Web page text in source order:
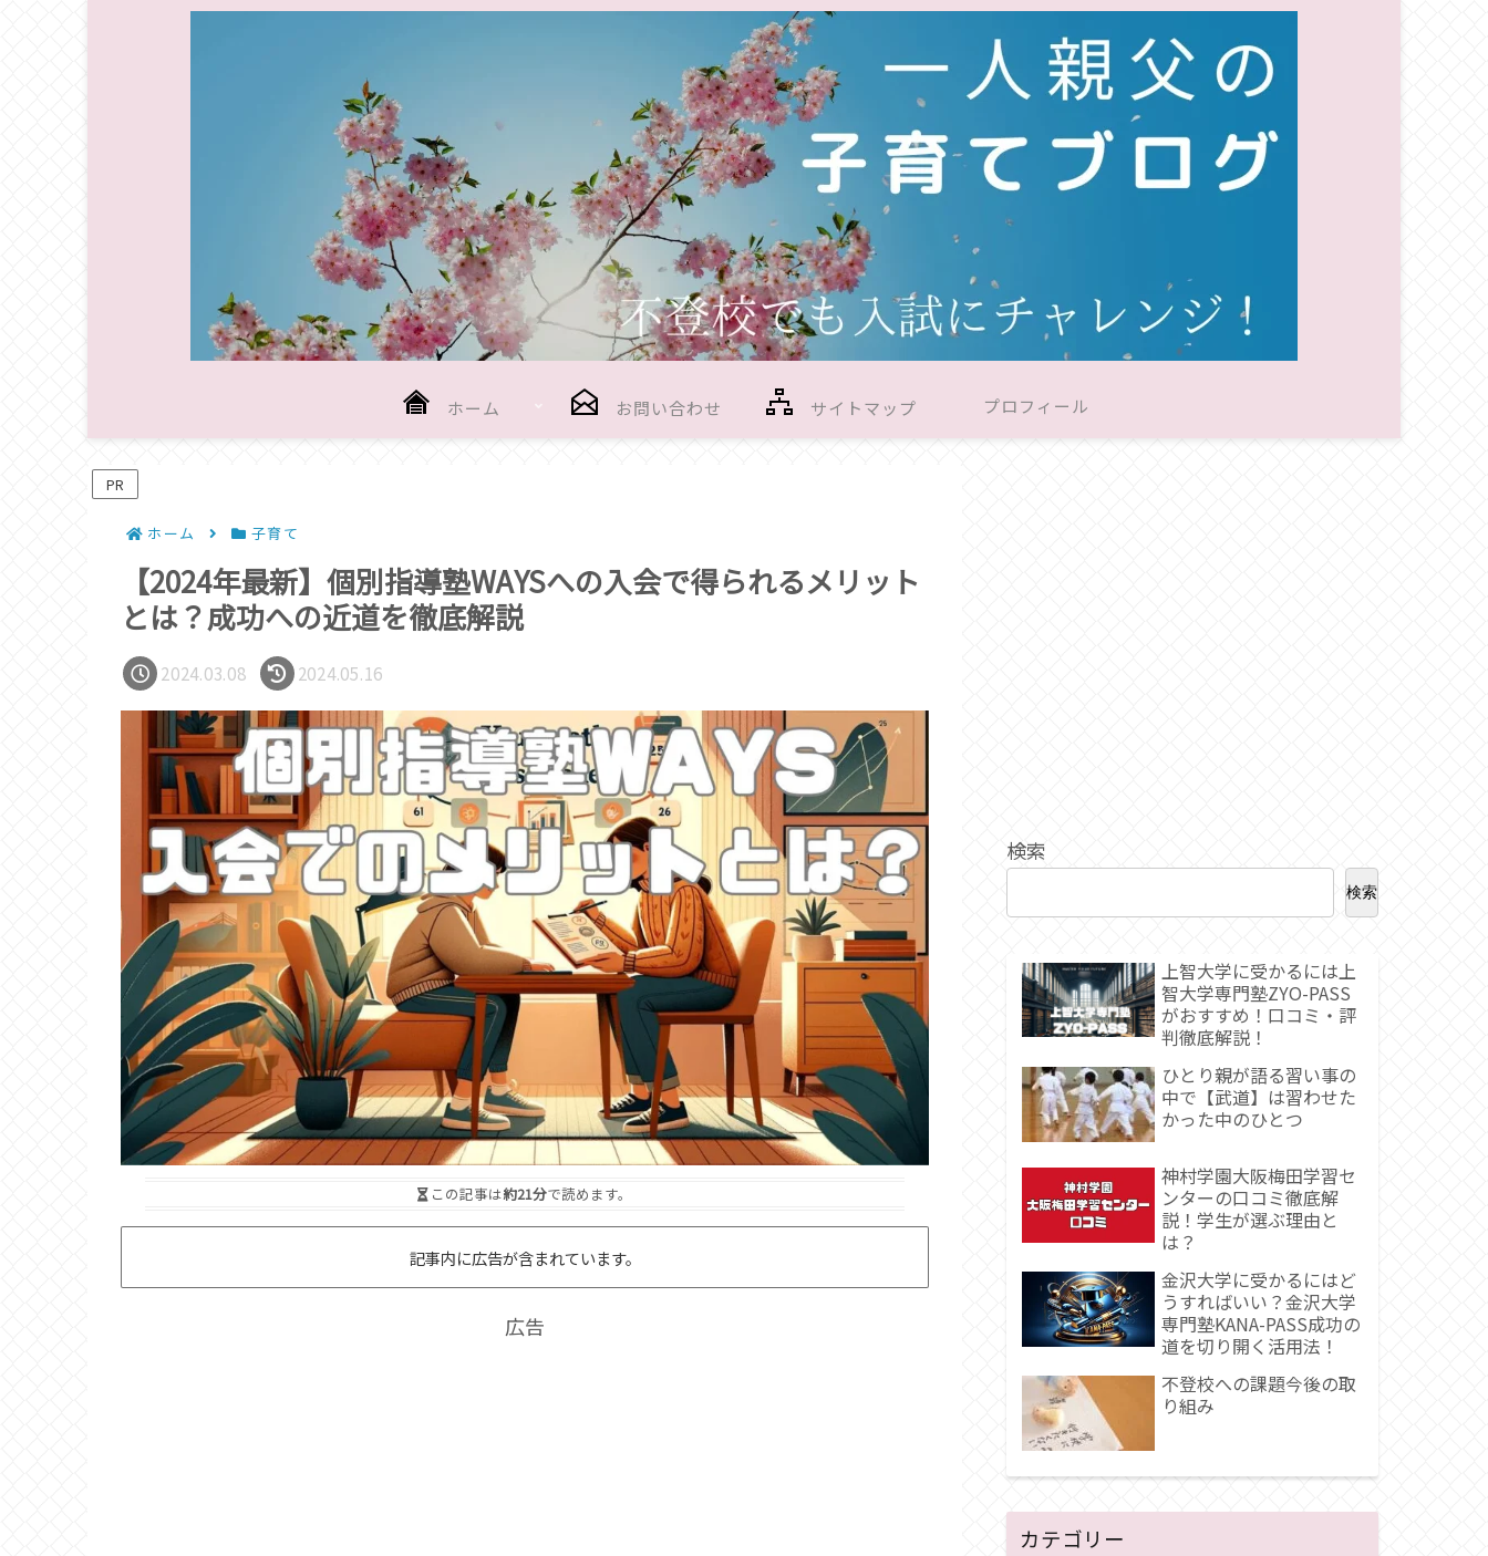
ホーム お問い合わせ サイトマップ プロフィール
PR
ホーム 子育て
【2024年最新】個別指導塾WAYSへの入会で得られるメリット
とは？成功への近道を徹底解説
2024.03.08 2024.05.16
この記事は約21分で読めます。
記事内に広告が含まれています。
広告
検索
検索
上智大学に受かるには上
智大学専門塾ZYO-PASS
がおすすめ！口コミ・評
判徹底解説！
ひとり親が語る習い事の
中で【武道】は習わせた
かった中のひとつ
神村学園大阪梅田学習セ
ンターの口コミ徹底解
説！学生が選ぶ理由と
は？
金沢大学に受かるにはど
うすればいい？金沢大学
専門塾KANA-PASS成功の
道を切り開く活用法！
不登校への課題今後の取
り組み
カテゴリー